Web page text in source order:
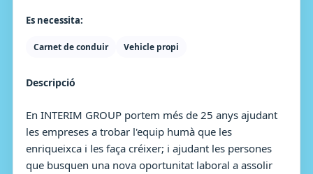
Es necessita:
Carnet de conduir Vehicle propi
Descripció
En INTERIM GROUP portem més de 25 anys ajudant
les empreses a trobar l'equip humà que les
enriqueixca i les faça créixer; i ajudant les persones
que busquen una nova oportunitat laboral a assolir